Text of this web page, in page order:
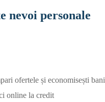
nevoi personale
ofertele și economisești bani
online la credit